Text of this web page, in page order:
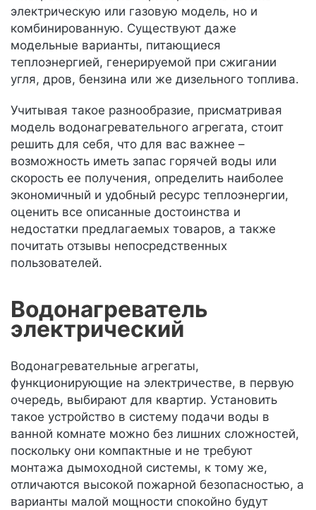
электрическую или газовую модель, но и
комбинированную. Существуют даже
модельные варианты, питающиеся
теплоэнергией, генерируемой при сжигании
угля, дров, бензина или же дизельного топлива.
Учитывая такое разнообразие, присматривая
модель водонагревательного агрегата, стоит
решить для себя, что для вас важнее –
возможность иметь запас горячей воды или
скорость ее получения, определить наиболее
экономичный и удобный ресурс теплоэнергии,
оценить все описанные достоинства и
недостатки предлагаемых товаров, а также
почитать отзывы непосредственных
пользователей.
Водонагреватель
электрический
Водонагревательные агрегаты,
функционирующие на электричестве, в первую
очередь, выбирают для квартир. Установить
такое устройство в систему подачи воды в
ванной комнате можно без лишних сложностей,
поскольку они компактные и не требуют
монтажа дымоходной системы, к тому же,
отличаются высокой пожарной безопасностью, а
варианты малой мощности спокойно будут